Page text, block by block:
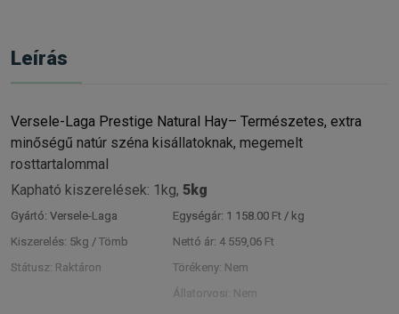
Leírás
Versele-Laga Prestige Natural Hay– Természetes, extra
minőségű natúr széna kisállatoknak, megemelt
rosttartalommal
Kapható kiszerelések: 1kg, 5kg
Gyártó: Versele-Laga
Kiszerelés: 5kg / Tömb
Státusz: Raktáron
Egységár: 1 158.00 Ft / kg
Nettó ár: 4 559,06 Ft
Törékeny: Nem
Állatorvosi: Nem